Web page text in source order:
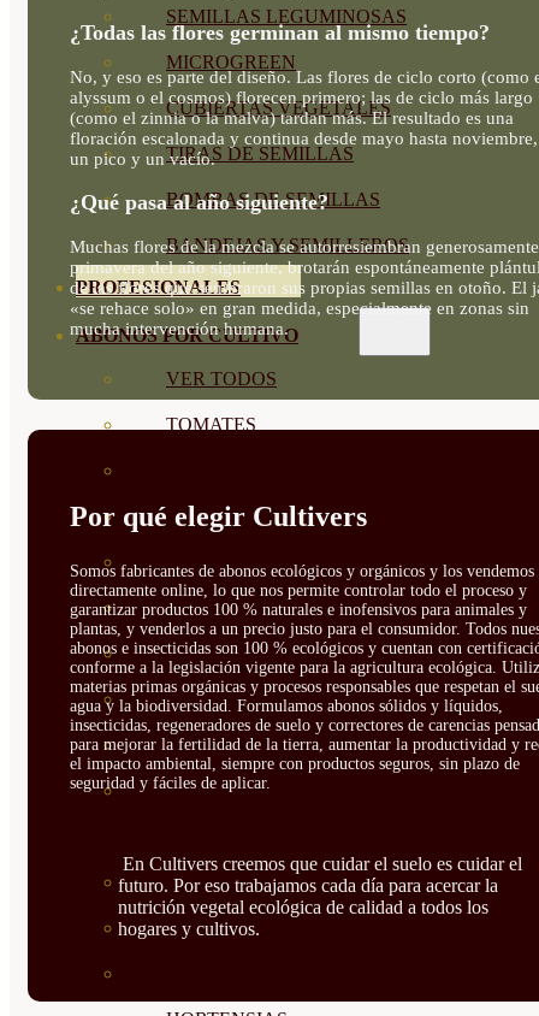
SEMILLAS LEGUMINOSAS
MICROGREEN
CUBIERTAS VEGETALES
TIRAS DE SEMILLAS
BOMBAS DE SEMILLAS
BANDEJAS Y SEMILLEROS
PROFESIONALES
ABONOS POR CULTIVO
VER TODOS
TOMATES
CÍTRICOS
FRUTALES
CÉSPED
BONSAI
CONÍFERAS Y SETOS
OLIVO
CACTUS, CRASAS Y
PLANTAS DE INTERIOR
ORQUIDEAS
¿Todas las flores germinan al mismo tiempo?
No, y eso es parte del diseño. Las flores de ciclo corto (como
alyssum o el cosmos) florecen primero; las de ciclo más largo
(como el zinnia o la malva) tardan más. El resultado es una
floración escalonada y continua desde mayo hasta
un pico y un vacío.
¿Qué pasa al año siguiente?
Muchas flores de la mezcla se autorresiembran
primavera del año siguiente, brotarán espontáneamente
de las flores que sembraron sus propias semillas en otoño. El
«se rehace solo» en gran medida, especialmente en zonas sin
mucha intervención humana.
Por qué elegir Cultivers
Somos fabricantes de abonos ecológicos y orgánicos y los vendemos
directamente online, lo que nos permite controlar todo el proceso y
garantizar productos 100 % naturales e inofensivos para animales y
plantas, y venderlos a un precio justo para el consumidor. Todos
abonos e insecticidas son 100 % ecológicos y cuentan con
conforme a la legislación vigente para la agricultura ecológica.
materias primas orgánicas y procesos responsables que respetan el
agua y la biodiversidad. Formulamos abonos sólidos y líquidos,
insecticidas, regeneradores de suelo y correctores de carencias
para mejorar la fertilidad de la tierra, aumentar la productividad y
el impacto ambiental, siempre con productos seguros, sin plazo de
seguridad y fáciles de aplicar.
En Cultivers creemos que cuidar el suelo es cuidar el
futuro. Por eso trabajamos cada día para acercar la
nutrición vegetal ecológica de calidad a todos los
hogares y cultivos.